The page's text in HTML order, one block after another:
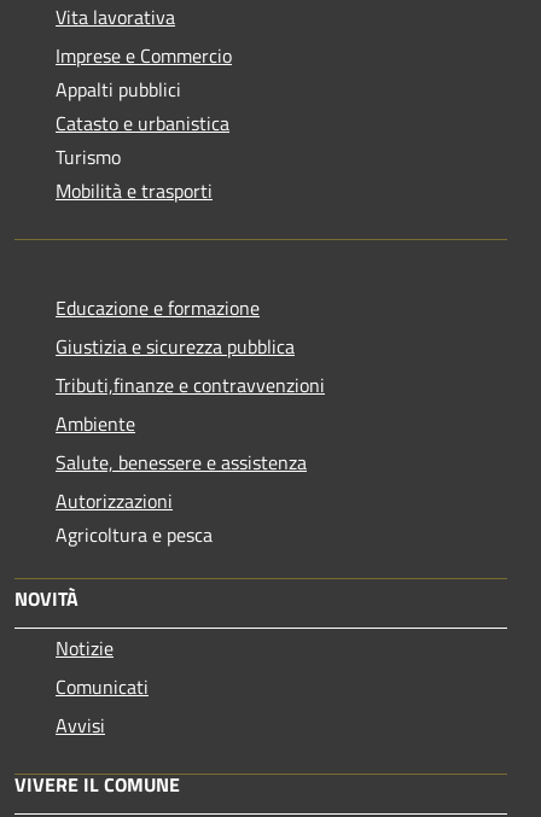
Vita lavorativa
Imprese e Commercio
Appalti pubblici
Catasto e urbanistica
Turismo
Mobilità e trasporti
Educazione e formazione
Giustizia e sicurezza pubblica
Tributi,finanze e contravvenzioni
Ambiente
Salute, benessere e assistenza
Autorizzazioni
Agricoltura e pesca
NOVITÀ
Notizie
Comunicati
Avvisi
VIVERE IL COMUNE